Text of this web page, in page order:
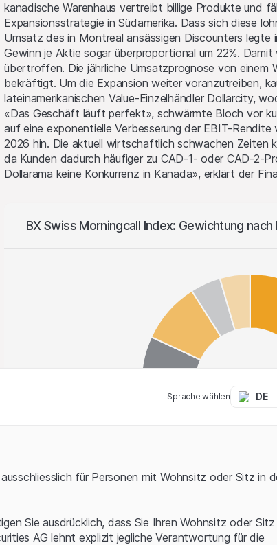
kanadische Warenhaus vertreibt billige Produkte und
Expansionsstrategie in Südamerika. Dass sich diese
Umsatz des in Montreal ansässigen Discounters legte
Gewinn je Aktie sogar überproportional um 22%.
übertroffen. Die jährliche Umsatzprognose von einem
bekräftigt. Um die Expansion weiter voranzutreiben,
lateinamerikanischen Value-Einzelhändler Dollarcity,
«Das Geschäft läuft perfekt», schwärmte Bloch vor
auf eine exponentielle Verbesserung der EBIT-Rendite
2026 hin. Die aktuell wirtschaftlich schwachen Zeiten
da Kunden dadurch häufiger zu CAD-1- oder CAD-2-
Dollarama keine Konkurrenz in Kanada», erklärt der
BX Swiss Morningcall Index: Gewichtung nach
Sprache wählen DE
für Personen mit Wohnsitz oder Sitz in
Sie ausdrücklich, dass Sie Ihren Wohnsitz oder Sitz
AG lehnt explizit jegliche Verantwortung für die